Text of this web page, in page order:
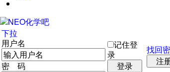
下拉
用户名
密 码
记住登
录
登录
找回
注